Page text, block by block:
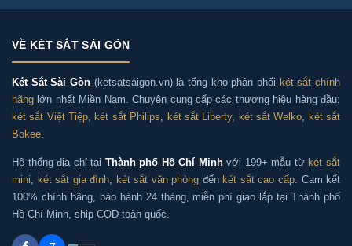
sắt khoá vân tay, điện tử hay khoá cơ và chọn tuỳ theo
nhu cầu sử dụng.
- Khả năng chữa cháy - an toàn: nên chọn két sắt chữa
cháy để bảo vệ tài sản, giấy tờ phòng khi xảy ra hoả
đạt tiêu chuẩn chữa cháy, bạn hoàn toàn yên tâm khi
lựa chọn chiếc két sắt này
VỀ KÉT SẮT SÀI GÒN
Két Sắt Sài Gòn (ketsatsaigon.vn) là tổng kho phân phối két sắt chính
hãng lớn nhất Miền Nam. Chuyên cung cấp các thương hiệu hàng đầu:
két sắt Việt Tiệp két sắt Philips két sắt Liberty, két sắt Welko
két sắt
Bokee
Hệ thống địa chỉ tại Thành phố Hồ Chí Minhvới 199+ mẫu từ két sắt
mini
két sắt gia đình két sắt văn phòng đến két sắt cao cấp . Cam kết
100% chính hãng, bảo hành 24 tháng, miễn phí giao lắp tại Thành phố
Hồ Chí Minh, ship COD toàn quốc.